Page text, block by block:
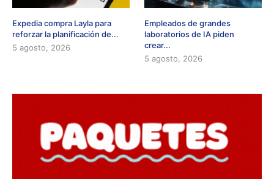
Expedia compra Layla para
reforzar la planificación de...
5 agosto, 2026
Empleados de grandes
laboratorios de IA piden
crear...
5 agosto, 2026